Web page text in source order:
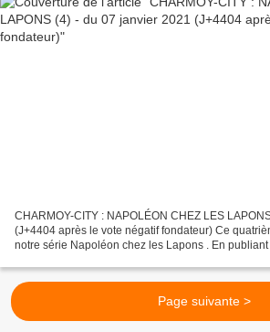
CHARMOY-CITY : NAPOLÉON CHEZ LES
(J+4404 après le vote négatif fondateur) Ce
notre série Napoléon chez les Lapons . En
Page suivante >